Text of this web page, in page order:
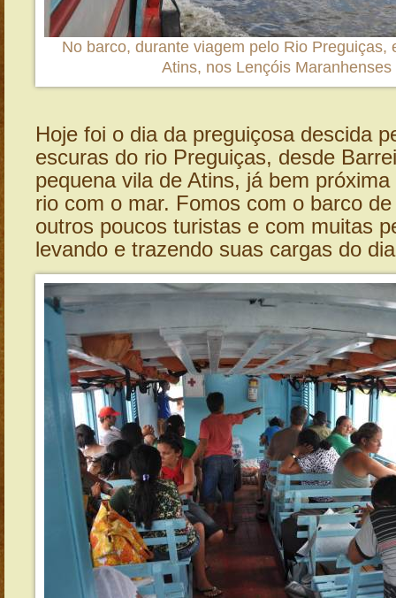
No barco, durante viagem pelo Rio Preguiças,
Atins, nos Lençóis Maranhenses
Hoje foi o dia da preguiçosa descida
escuras do rio Preguiças, desde
pequena vila de Atins, já bem
rio com o mar. Fomos com o barco
outros poucos turistas e com muitas
levando e trazendo suas cargas do